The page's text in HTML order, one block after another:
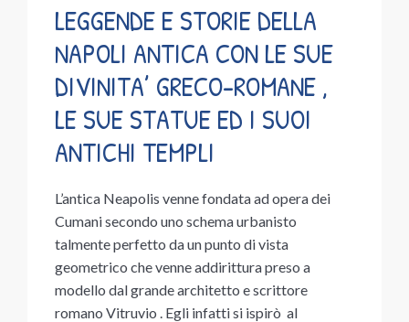
LEGGENDE E STORIE DELLA
NAPOLI ANTICA CON LE SUE
DIVINITA’ GRECO-ROMANE ,
LE SUE STATUE ED I SUOI
ANTICHI TEMPLI
L’antica Neapolis venne fondata ad opera dei
Cumani secondo uno schema urbanisto
talmente perfetto da un punto di vista
geometrico che venne addirittura preso a
modello dal grande architetto e scrittore
romano Vitruvio . Egli infatti si ispirò al